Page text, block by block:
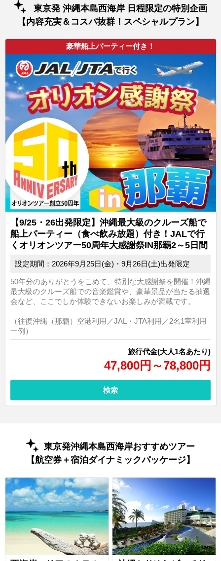
東京発 沖縄本島西海岸 日程限定の特別企画
【内容充実＆コスパ抜群！スペシャルプラン】
豪華船上パーティー付き！
【9/25・26出発限定】沖縄最大級のクルーズ船で
船上パーティー（食べ飲み放題）付き！JALで行
くオリオンツアー50周年大感謝祭IN那覇2～5日間
設定期間：2026年9月25日(金)・9月26日(土)出発限定
50年分のありがとうをこめて、特別な大感謝祭を開催！沖縄
最大級のクルーズ船での音楽鑑賞や、豪華景品が当たる抽選
会など、ここでしか体験できないお楽しみが満載です。
（往復沖縄（那覇）空港利用／JAL・JTA利用／2名1室利用
一例）
旅行代金(大人1名あたり)
47,800円～78,800円
検索
東京発沖縄本島西海岸おすすめツアー
【航空券＋宿泊ダイナミックパッケージ】